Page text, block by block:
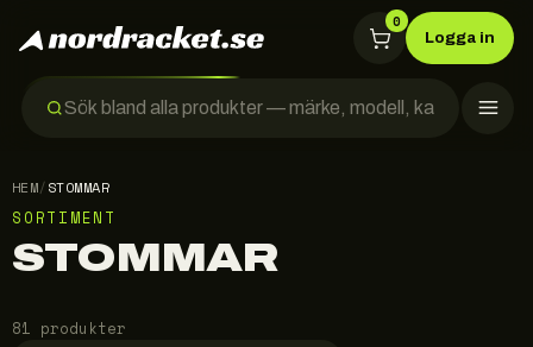
0
Logga in
HEM/STOMMAR
SORTIMENT
STOMMAR
81 produkter